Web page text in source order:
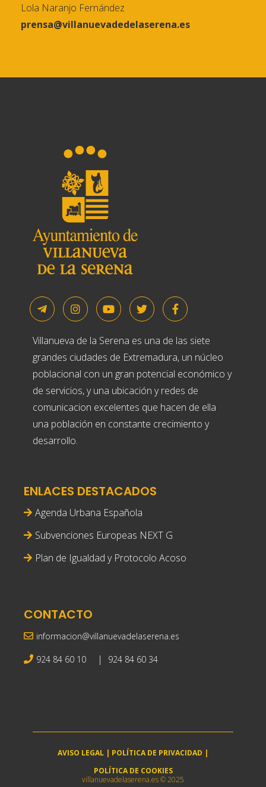
Lola Naranjo Fernández
prensa@villanuevadedelaserena.es
Villanueva de la Serena es una de las siete
grandes ciudades de Extremadura, un núcleo
poblacional con un gran potencial económico y
de servicios, y una ubicación y redes de
comunicacion excelentes que hacen de ella
una población en constante crecimiento y
desarrollo.
ENLACES DESTACADOS
Agenda Urbana Española
Subvenciones Europeas NEXT G
Plan de Igualdad y Protocolo Acoso
CONTACTO
informacion@villanuevadelaserena.es
924 84 60 10 | 924 84 60 34
AVISO LEGAL | POLÍTICA DE PRIVACIDAD |
POLÍTICA DE COOKIES
villanuevadelaserena.es © 2025